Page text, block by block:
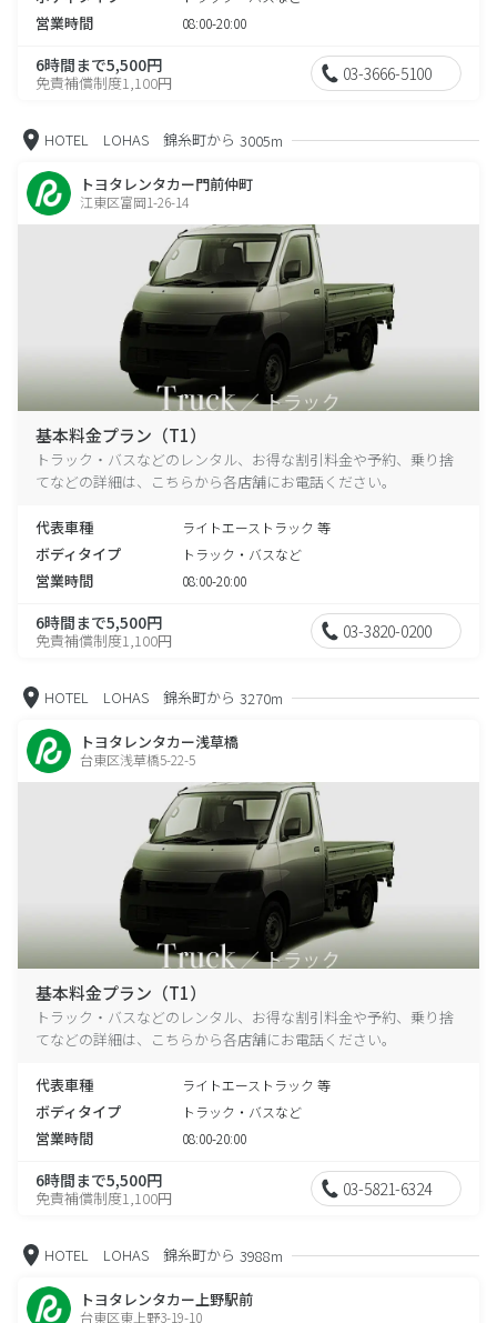
営業時間 08:00-20:00
6時間まで5,500円
免責補償制度1,100円 03-3666-5100
HOTEL LOHAS 錦糸町から 3005m
トヨタレンタカー門前仲町
江東区富岡1-26-14
基本料金プラン（T1）
トラック・バスなどのレンタル、お得な割引料金や予約、乗り捨
てなどの詳細は、こちらから各店舗にお電話ください。
代表車種 ライトエーストラック 等
ボディタイプ トラック・バスなど
営業時間 08:00-20:00
6時間まで5,500円
免責補償制度1,100円 03-3820-0200
HOTEL LOHAS 錦糸町から 3270m
トヨタレンタカー浅草橋
台東区浅草橋5-22-5
基本料金プラン（T1）
トラック・バスなどのレンタル、お得な割引料金や予約、乗り捨
てなどの詳細は、こちらから各店舗にお電話ください。
代表車種 ライトエーストラック 等
ボディタイプ トラック・バスなど
営業時間 08:00-20:00
6時間まで5,500円
免責補償制度1,100円 03-5821-6324
HOTEL LOHAS 錦糸町から 3988m
トヨタレンタカー上野駅前
台東区東上野3-19-10